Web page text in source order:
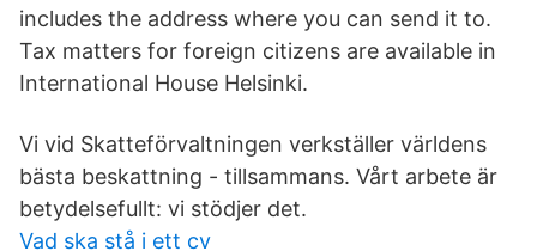
includes the address where you can send it to.
Tax matters for foreign citizens are available in
International House Helsinki.
Vi vid Skatteförvaltningen verkställer världens
bästa beskattning - tillsammans. Vårt arbete är
betydelsefullt: vi stödjer det.
Vad ska stå i ett cv